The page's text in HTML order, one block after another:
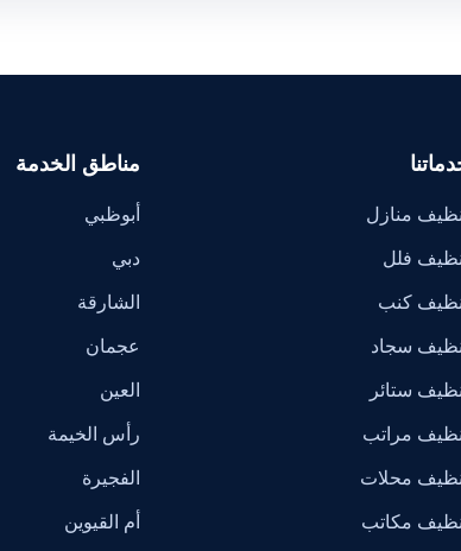
منازل
فلل
كنب
سجاد
ستائر
مراتب
محلات
مكاتب
مناطق الخدمة
أبوظبي
دبي
الشارقة
عجمان
العين
رأس الخيمة
الفجيرة
أم القيوين